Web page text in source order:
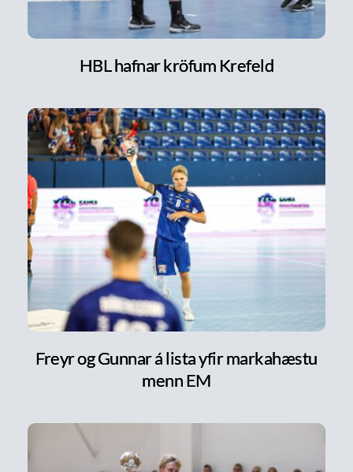
HBL hafnar kröfum Krefeld
Freyr og Gunnar á lista yfir markahæstu
menn EM